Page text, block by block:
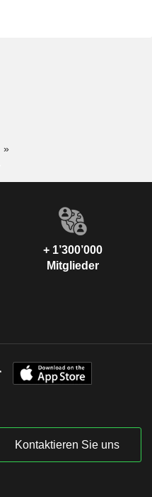
+ 1’300’000
Mitglieder
Kontaktieren Sie uns